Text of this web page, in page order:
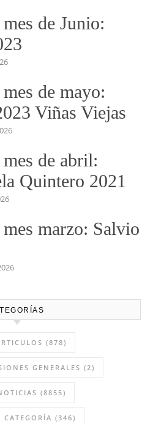
de Junio:
de mayo:
Viñas Viejas
de abril:
Quintero 2021
marzo: Salvio
(878)
GENERALES (2)
(8855)
CATEGORÍA (346)